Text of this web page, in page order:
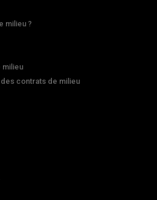
milieu ?
milieu
contrats de milieu